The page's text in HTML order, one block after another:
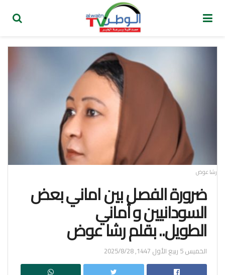
رشا عوض
ضرورة الفصل بين اماني بعض
السودانيين و أماني
الطويل.. بقلم رشا عوض
الخميس 5 ربيع الأول 1447, 2025/8/28